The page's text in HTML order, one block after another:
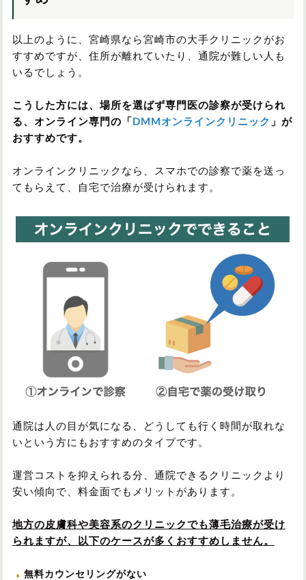
以上のように、宮崎県なら宮崎市の大手クリニックがお
すすめですが、住所が離れていたり、通院が難しい人も
いるでしょう。
こうした方には、場所を選ばず専門医の診察が受けられ
る、オンライン専門の「 DMMオンラインクリニック 」が
おすすめです。
オンラインクリニックなら、スマホでの診察で薬を送っ
てもらえて、自宅で治療が受けられます。
通院は人の目が気になる、どうしても行く時間が取れな
いという方にもおすすめのタイプです。
運営コストを抑えられる分、通院できるクリニックより
安い傾向で、料金面でもメリットがあります。
地方の皮膚科や美容系のクリニックでも薄毛治療が受け
られますが、以下のケースが多くおすすめしません。
無料カウンセリングがない